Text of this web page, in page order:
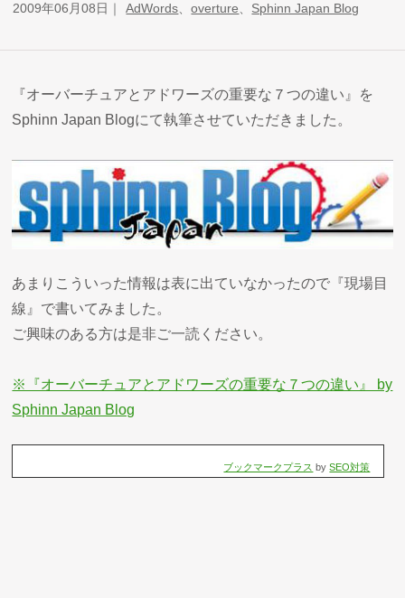
2009年06月08日 AdWords 、overture Sphinn Japan Blog
『オーバーチュアとアドワーズの重要な７つの違い』を
Sphinn Japan Blogにて執筆させていただきました。
あまりこういった情報は表に出ていなかったので『現場目
線』で書いてみました。
ご興味のある方は是非ご一読ください。
※『オーバーチュアとアドワーズの重要な７つの違い』 by
Sphinn Japan Blog
ブックマークプラス bySEO対策